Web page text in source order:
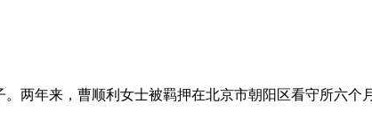
两年来，曹顺利女士被羁押在北京市朝阳区看守所六